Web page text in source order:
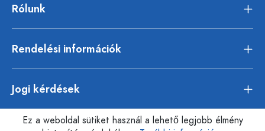
Rólunk
Rendelési információk
Jogi kérdések
Ez a weboldal sütiket használ a lehető legjobb élmény